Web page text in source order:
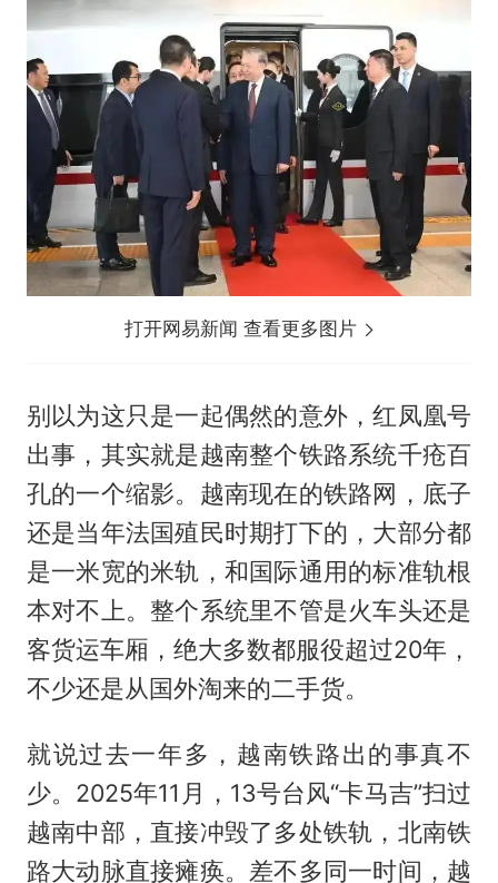
打开网易新闻 查看更多图片
别以为这只是一起偶然的意外，红凤凰号
出事，其实就是越南整个铁路系统千疮百
孔的一个缩影。越南现在的铁路网，底子
还是当年法国殖民时期打下的，大部分都
是一米宽的米轨，和国际通用的标准轨根
本对不上。整个系统里不管是火车头还是
客货运车厢，绝大多数都服役超过20年，
不少还是从国外淘来的二手货。
就说过去一年多，越南铁路出的事真不
少。2025年11月，13号台风“卡马吉”扫过
越南中部，直接冲毁了多处铁轨，北南铁
路大动脉直接瘫痪。差不多同一时间，越